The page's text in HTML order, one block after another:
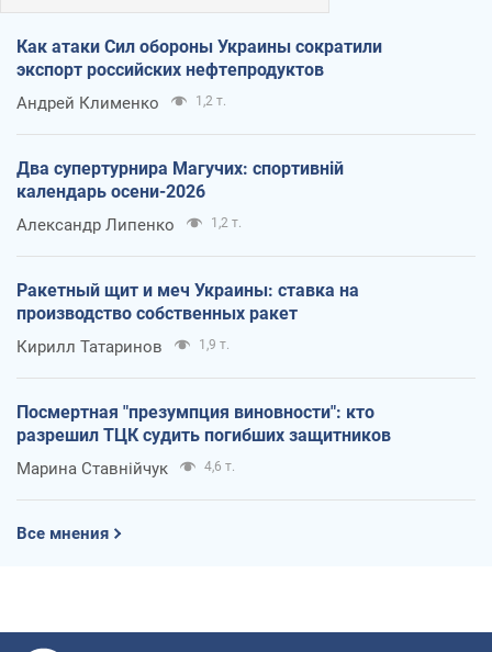
Как атаки Сил обороны Украины сократили
экспорт российских нефтепродуктов
Андрей Клименко 1,2 т.
Два супертурнира Магучих: спортивній
календарь осени-2026
Александр Липенко 1,2 т.
Ракетный щит и меч Украины: ставка на
производство собственных ракет
Кирилл Татаринов 1,9 т.
Посмертная "презумпция виновности": кто
разрешил ТЦК судить погибших защитников
Марина Ставнійчук 4,6 т.
Все мнения